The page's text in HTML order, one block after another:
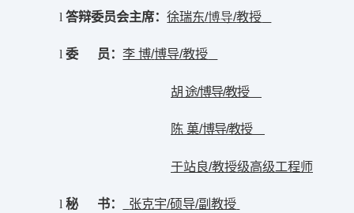
l答辩委员会主席：徐瑞东/博导/教授
l委 员 ：李 博/博导/教授
胡 途/博导/教授
陈 菓/博导/教授
于站良/教授级高级工程师
l秘 书： 张克宇/硕导/副教授